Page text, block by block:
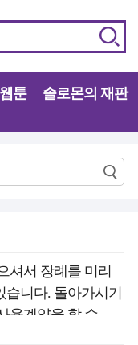
웹툰 솔로몬의 재판
셔서 장례를 미리
니다. 돌아가시기
용계약을 할 수
용하게 되면